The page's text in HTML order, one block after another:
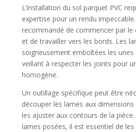
L’installation du sol parquet PVC
expertise pour un rendu
recommandé de commencer par le
et de travailler vers les bords. Les
soigneusement emboîtées les unes
veillant à respecter les joints pour
homogène.
Un outillage spécifique peut être
découper les lames aux
les ajuster aux contours de la
lames posées, il est essentiel de les